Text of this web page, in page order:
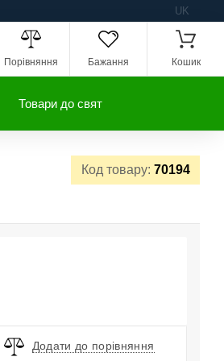
UK
Порівняння Бажання Кошик
Товари до свят
Код товару: 70194
Додати до порівняння